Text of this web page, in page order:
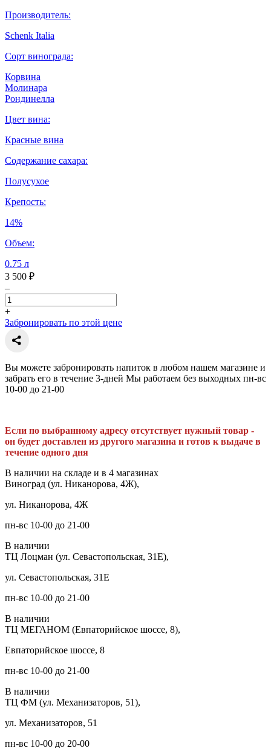
Производитель:
Schenk Italia
Сорт винограда:
Корвина
Молинара
Рондинелла
Цвет вина:
Красные вина
Содержание сахара:
Полусухое
Крепость:
14%
Объем:
0.75 л
3 500 ₽
–
+
Забронировать по этой цене
Вы можете забронировать напиток в любом нашем магазине и
забрать его в течение 3-дней Мы работаем без выходных пн-вс
10-00 до 21-00
Если по выбранному адресу отсутствует нужный товар -
он будет доставлен из другого магазина и готов к выдаче в
течение одного дня
В наличии на складе и в 4 магазинах
Виноград (ул. Никанорова, 4Ж),
ул. Никанорова, 4Ж
пн-вс 10-00 до 21-00
В наличии
ТЦ Лоцман (ул. Севастопольская, 31Е),
ул. Севастопольская, 31Е
пн-вс 10-00 до 21-00
В наличии
ТЦ МЕГАНОМ (Евпаторийское шоссе, 8),
Евпаторийское шоссе, 8
пн-вс 10-00 до 21-00
В наличии
ТЦ ФМ (ул. Механизаторов, 51),
ул. Механизаторов, 51
пн-вс 10-00 до 20-00